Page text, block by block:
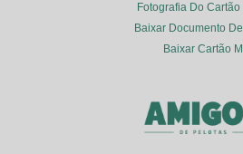
Fotografia Do
Baixar Documento
Baixar Cartão